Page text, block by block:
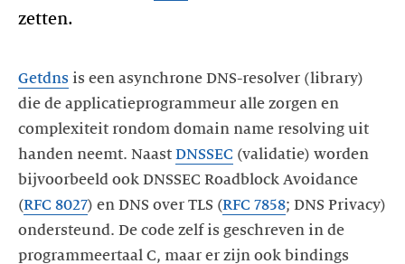
zetten.
Getdns is een asynchrone DNS-resolver (library)
die de applicatieprogrammeur alle zorgen en
complexiteit rondom domain name resolving uit
handen neemt. Naast DNSSEC (validatie) worden
bijvoorbeeld ook DNSSEC Roadblock Avoidance
(RFC 8027) en DNS over TLS (RFC 7858; DNS Privacy)
ondersteund. De code zelf is geschreven in de
programmeertaal C, maar er zijn ook bindings